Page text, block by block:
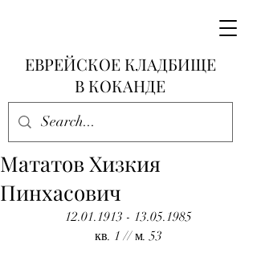
ЕВРЕЙСКОЕ КЛАДБИЩЕ
В КОКАНДЕ
Мататов Хизкия
Пинхасович
12.01.1913 - 13.05.1985
кв. 1 // м. 53